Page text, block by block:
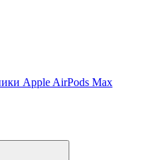
Apple AirPods Max